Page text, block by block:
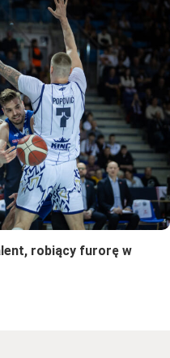
robiący furorę w